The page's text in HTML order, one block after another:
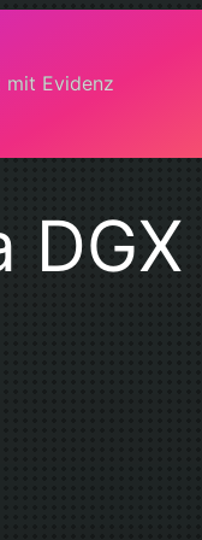
mit Evidenz